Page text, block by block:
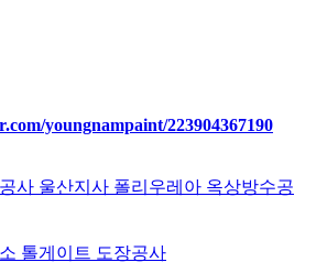
youngnampaint/223904367190
사 울산지사 폴리우레아 옥상방수공
톨게이트 도장공사